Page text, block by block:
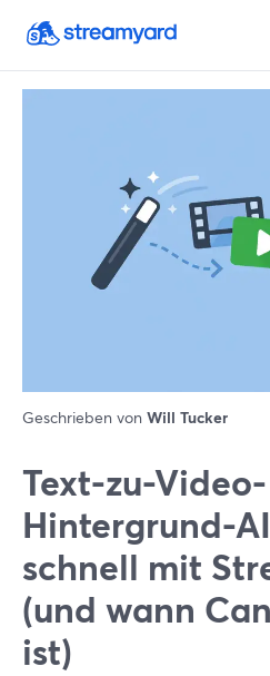
Geschrieben von Will Tucker
Text-zu-Video-
Hintergrund-
schnell mit
(und wann
ist)